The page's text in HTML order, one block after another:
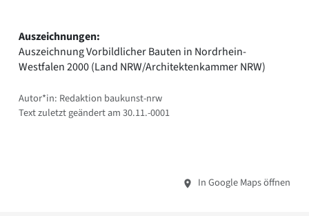
Auszeichnungen:
Auszeichnung Vorbildlicher Bauten in Nordrhein-
Westfalen 2000 (Land NRW/Architektenkammer NRW)
Autor*in: Redaktion baukunst-nrw
Text zuletzt geändert am 30.11.-0001
In Google Maps öffnen